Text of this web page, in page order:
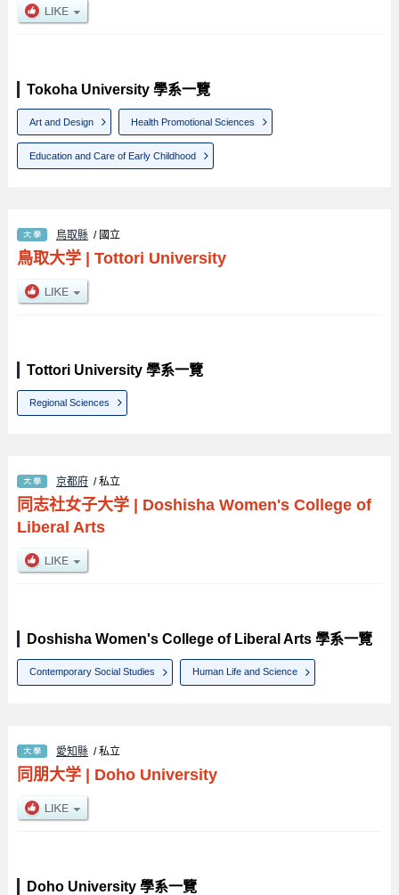
Tokoha University 學系一覽
Art and Design Health Promotional Sciences
Education and Care of Early Childhood
鳥取縣 / 國立
鳥取大学| Tottori University
Tottori University 學系一覽
Regional Sciences
京都府 / 私立
同志社女子大学| Doshisha Women's College of
Liberal Arts
Doshisha Women's College of Liberal Arts 學系一覽
Contemporary Social Studies Human Life and Science
愛知縣 / 私立
同朋大学| Doho University
Doho University 學系一覽